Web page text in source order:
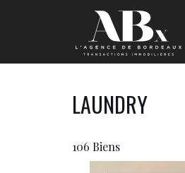
LAUNDRY
106 Biens